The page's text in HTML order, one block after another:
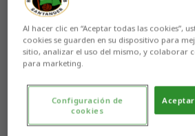
Aún no hay reacciones. ¡Sé el primero!
Al hacer clic en “Aceptar todas las cookies”,
cookies se guarden en su dispositivo para
sitio, analizar el uso del mismo, y colaborar
para marketing.
Configuración de
cookies